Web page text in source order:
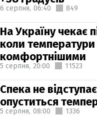
6 серпня, 06:40 849
На Україну чекає
коли температури
комфортнішими
5 серпня, 20:00 11523
Спека не
опуститься
5 серпня, 08:00 1336